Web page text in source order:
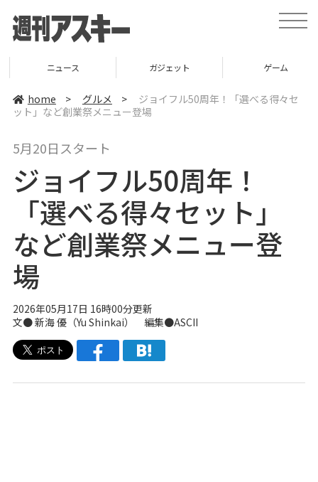
t
o
v
ニュース ガジェット ゲーム
home > グルメ >
ジョイフル50周年！「選べる得々セ
ット」など創業祭メニュー登場
5月20日スタート
ジョイフル50周年！
「選べる得々セット」
など創業祭メニュー登
場
2026年05月17日 16時00分更新
文●新海 優（Yu Shinkai） 編集●ASCII